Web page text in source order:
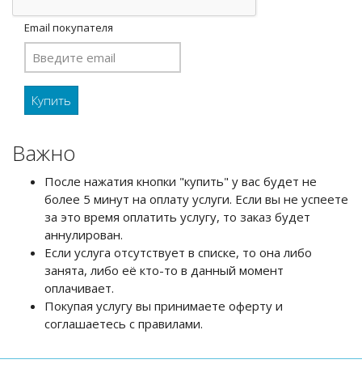
Email покупателя
Важно
После нажатия кнопки "купить" у вас будет не
более 5 минут на оплату услуги. Если вы не успеете
за это время оплатить услугу, то заказ будет
аннулирован.
Если услуга отсутствует в списке, то она либо
занята, либо её кто-то в данный момент
оплачивает.
Покупая услугу вы принимаете оферту и
соглашаетесь с правилами.